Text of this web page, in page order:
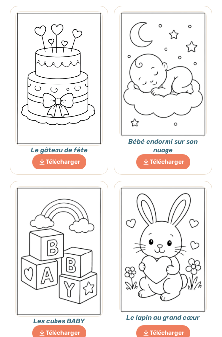
Le gâteau de fête
Télécharger
Bébé endormi sur son
nuage
Télécharger
Les cubes BABY
Télécharger
Le lapin au grand cœur
Télécharger